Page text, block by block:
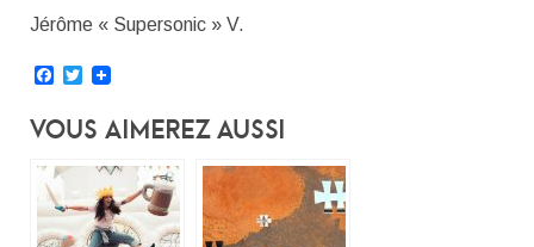
Jérôme « Supersonic » V.
Facebook
Twitter
Vous Aimerez Aussi